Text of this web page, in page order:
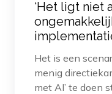
‘Het ligt niet
Het is een
menig
met AI’ te doen